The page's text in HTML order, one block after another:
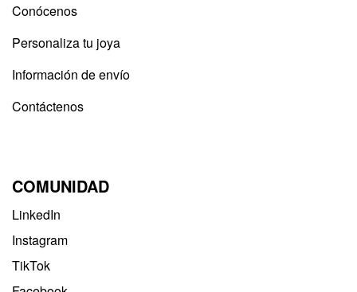
Conócenos
Personaliza tu joya
Información de envío
Contáctenos
COMUNIDAD
LinkedIn
Instagram
TikTok